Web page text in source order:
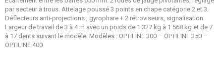
par secteur à trous. Attelage poussé 3 points en chape catégorie 2 et 3.
Déflecteurs anti-projections , gyrophare + 2 rétroviseurs, signalisation.
Largeur de travail de 3 à 4 m avec un poids de 1 327 kg à 1 568 kg et de 7
à 17 dents suivant le modèle. Modèles : OPTILINE 300 – OPTILINE 350 –
OPTILINE 400